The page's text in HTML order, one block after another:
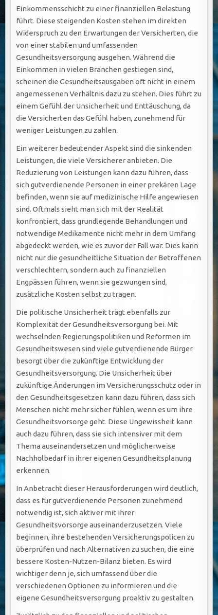
Einkommensschicht zu einer finanziellen Belastung
führt. Diese steigenden Kosten stehen im direkten
Widerspruch zu den Erwartungen der Versicherten, die
von einer stabilen und umfassenden
Gesundheitsversorgung ausgehen. Während die
Einkommen in vielen Branchen gestiegen sind,
scheinen die Gesundheitsausgaben oft nicht in einem
angemessenen Verhältnis dazu zu stehen. Dies führt zu
einem Gefühl der Unsicherheit und Enttäuschung, da
die Versicherten das Gefühl haben, zunehmend für
weniger Leistungen zu zahlen.
Ein weiterer bedeutender Aspekt sind die sinkenden
Leistungen, die viele Versicherer anbieten. Die
Reduzierung von Leistungen kann dazu führen, dass
sich gutverdienende Personen in einer prekären Lage
befinden, wenn sie auf medizinische Hilfe angewiesen
sind. Oftmals sieht man sich mit der Realität
konfrontiert, dass grundlegende Behandlungen und
notwendige Medikamente nicht mehr in dem Umfang
abgedeckt werden, wie es zuvor der Fall war. Dies kann
nicht nur die gesundheitliche Situation der Betroffenen
verschlechtern, sondern auch zu finanziellen
Engpässen führen, wenn sie gezwungen sind,
zusätzliche Kosten selbst zu tragen.
Die politische Unsicherheit trägt ebenfalls zur
Komplexität der Gesundheitsversorgung bei. Mit
wechselnden Regierungspolitiken und Reformen im
Gesundheitswesen sind viele gutverdienende Bürger
besorgt über die zukünftige Entwicklung der
Gesundheitsversorgung. Die Unsicherheit über
zukünftige Änderungen im Versicherungsschutz oder in
den Gesundheitsgesetzen kann dazu führen, dass sich
Menschen nicht mehr sicher fühlen, wenn es um ihre
Gesundheitsvorsorge geht. Diese Ungewissheit kann
auch dazu führen, dass sie sich intensiver mit dem
Thema auseinandersetzen und möglicherweise
Nachholbedarf in ihrer eigenen Gesundheitsplanung
erkennen.
In Anbetracht dieser Herausforderungen wird deutlich,
dass es für gutverdienende Personen zunehmend
notwendig ist, sich aktiver mit ihrer
Gesundheitsvorsorge auseinanderzusetzen. Viele
beginnen, ihre bestehenden Versicherungspolicen zu
überprüfen und nach Alternativen zu suchen, die eine
bessere Kosten-Nutzen-Bilanz bieten. Es wird
wichtiger denn je, sich umfassend über die
verschiedenen Optionen zu informieren und die
eigene Gesundheitsversorgung proaktiv zu gestalten.